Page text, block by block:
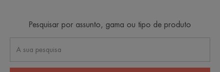
Pesquisar por assunto, gama ou tipo de produto